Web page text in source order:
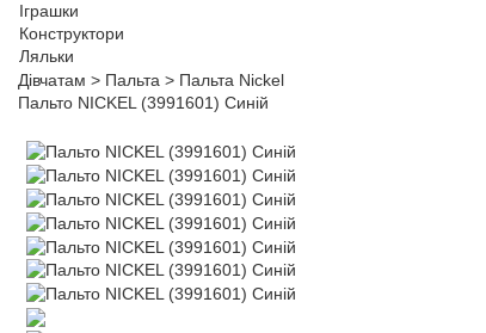
Іграшки
Конструктори
Ляльки
Дівчатам > Пальта > Пальта Nickel
Пальто NICKEL (3991601) Синій